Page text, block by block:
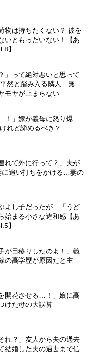
物は持ちたくない？ 彼を
いともったいない！【あ
】
」って絶対悪いと思って
然と踏み入る隣人…無
モヤが止まらない
！」嫁が義母に怒り爆
れど諦めるべき？
れて外に行って？」夫が
に追い打ちをかける…妻の
よし子だったが…「うど
始まる小さな違和感【あ
】
が目移りしたのよ！」義
の高学歴が原因だと主
開花させる…！」娘に高
けた母の大誤算
れ？」友人から夫の過去
結婚した夫の過去まで信